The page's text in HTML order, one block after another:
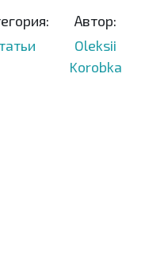
Автор:
Oleksii
Korobka